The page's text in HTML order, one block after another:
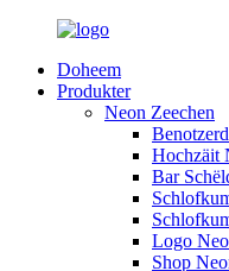
Doheem
Produkter
Neon Zeechen
Hochzäit
Bar
Logo
Shop